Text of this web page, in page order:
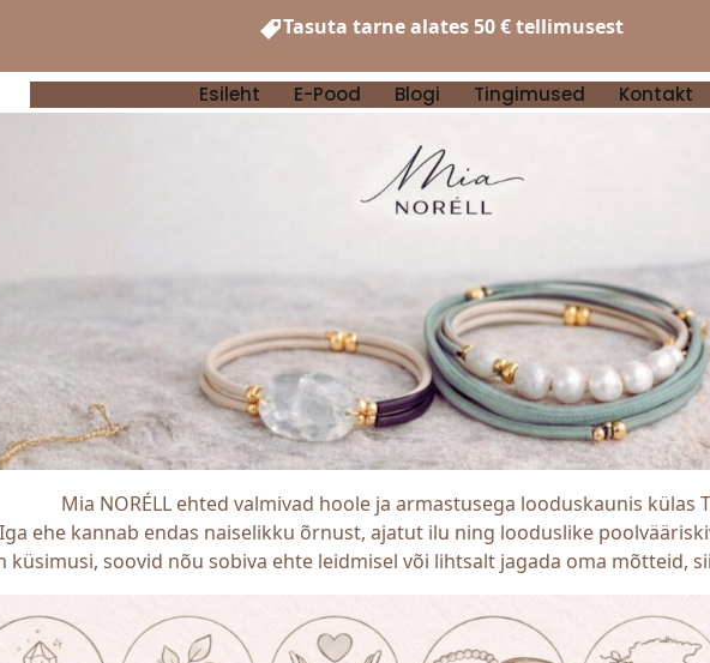
Tasuta tarne alates 50 € tellimusest
Esileht E-Pood Blogi Tingimused Kontakt
Mia NORÉLL ehted valmivad hoole ja armastusega looduskaunis külas
Iga ehe kannab endas naiselikku õrnust, ajatut ilu ning looduslike
küsimusi, soovid nõu sobiva ehte leidmisel või lihtsalt jagada oma mõtteid,